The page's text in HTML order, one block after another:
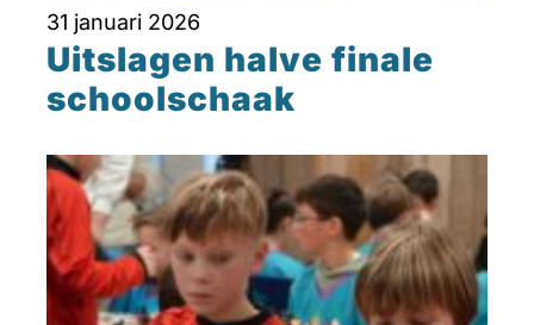
31 januari 2026
Uitslagen halve finale
schoolschaak